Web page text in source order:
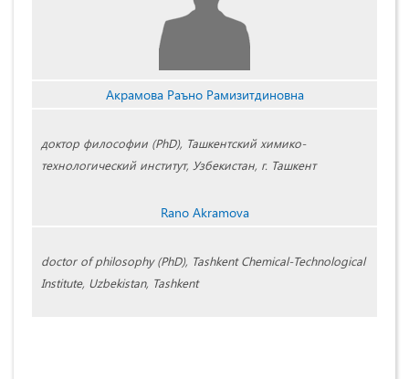
Акрамова Раъно Рамизитдиновна
доктор философии (PhD), Ташкентский химико-
технологический институт, Узбекистан, г. Ташкент
Rano Akramova
doctor of philosophy (PhD), Tashkent Chemical-Technological
Institute, Uzbekistan, Tashkent